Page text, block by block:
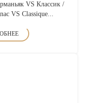
VS Классик /
VS Classique...